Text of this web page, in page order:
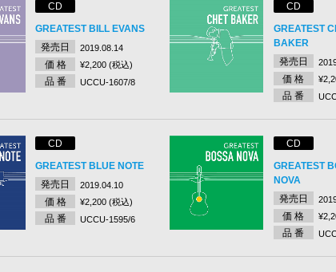
CD
GREATEST BILL EVANS
発売日
2019.08.14
価 格 ¥2,200 (税込)
品 番 UCCU-1607/8
CD
GREATEST
BAKER
発売日
価 格
品 番
CD
GREATEST BLUE NOTE
発売日
2019.04.10
価 格 ¥2,200 (税込)
品 番 UCCU-1595/6
CD
GREATEST
NOVA
発売日
価 格
品 番